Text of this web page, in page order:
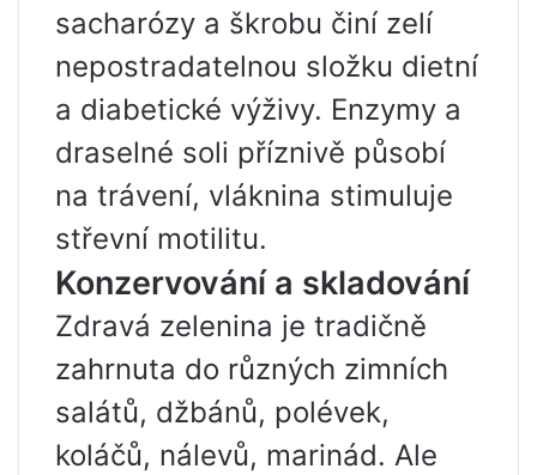
sacharózy a škrobu činí zelí
nepostradatelnou složku dietní
a diabetické výživy. Enzymy a
draselné soli příznivě působí
na trávení, vláknina stimuluje
střevní motilitu.
Konzervování a skladování
Zdravá zelenina je tradičně
zahrnuta do různých zimních
salátů, džbánů, polévek,
koláčů, nálevů, marinád. Ale